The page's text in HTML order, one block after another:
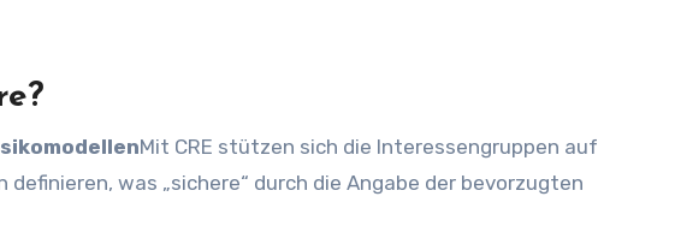
Mit CRE stützen sich die Interessengruppen auf
was „sichere“ durch die Angabe der bevorzugten